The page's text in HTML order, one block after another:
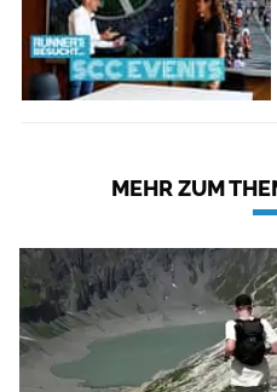
MEHR ZUM